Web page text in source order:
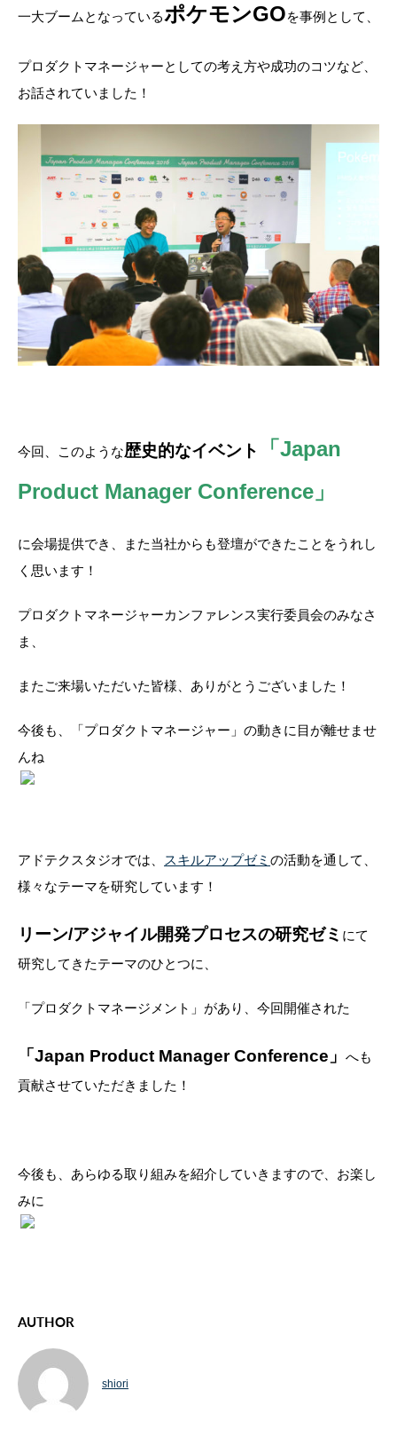
一大ブームとなっているポケモンGOを事例として、
プロダクトマネージャーとしての考え方や成功のコツなど、
お話されていました！
今回、このような歴史的なイベント
「Japan
Product Manager Conference」
に会場提供でき、また当社からも登壇ができたことをうれし
く思います！
プロダクトマネージャーカンファレンス実行委員会のみなさ
ま、
またご来場いただいた皆様、ありがとうございました！
今後も、「プロダクトマネージャー」の動きに目が離せませ
んね
アドテクスタジオでは、 スキルアップゼミ の活動を通して、
様々なテーマを研究しています！
リーン/アジャイル開発プロセスの研究ゼミ にて
研究してきたテーマのひとつに、
「プロダクトマネージメント」があり、今回開催された
「Japan Product Manager Conference」 へも
貢献させていただきました！
今後も、あらゆる取り組みを紹介していきますので、お楽し
みに
AUTHOR
shiori